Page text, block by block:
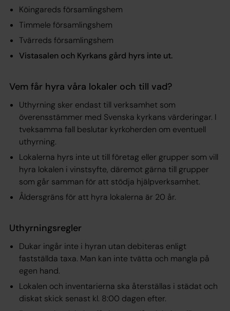
Köingareds församlingshem
Timmele församlingshem
Tvärreds församlingshem
Vistasalen och Kyrkans gård hyrs inte ut.
Vem får hyra våra lokaler och till vad?
Uthyrning sker endast till verksamhet som
överensstämmer med Svenska kyrkans värderingar. I
tveksamma fall beslutar kyrkoherden om eventuell
uthyrning.
Lokalerna hyrs inte ut till företag eller grupper som vill
hyra lokalen i vinstsyfte, däremot gärna till grupper
som går samman för att stödja hjälpverksamhet.
Åldersgräns för att hyra lokalerna är 20 år.
Uthyrningsregler
Dukar ingår inte i hyran utan debiteras enligt
fastställda taxa. Man kan inte tvätta och mangla på
egen hand.
Lokalen och inventarierna ska återställas i städat och
diskat skick senast kl. 8:00 dagen efter.